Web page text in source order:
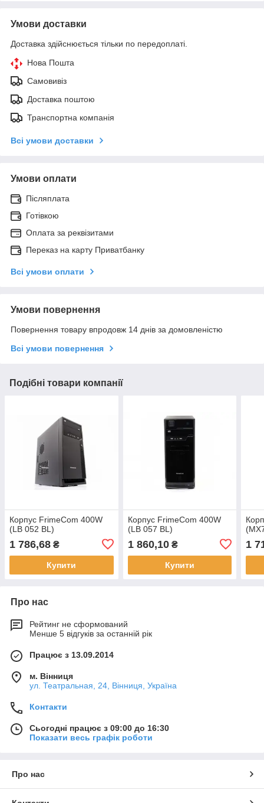
Умови доставки
Доставка здійснюється тільки по передоплаті.
Нова Пошта
Самовивіз
Доставка поштою
Транспортна компанія
Всі умови доставки
Умови оплати
Післяплата
Готівкою
Оплата за реквізитами
Переказ на карту Приватбанку
Всі умови оплати
Умови повернення
Повернення товару впродовж 14 днів за домовленістю
Всі умови повернення
Подібні товари компанії
Корпус FrimeCom 400W
(LB 052 BL)
1 786,68 ₴
Купити
Корпус FrimeCom 400W
(LB 057 BL)
1 860,10₴
Купити
1
Про нас
Рейтинг не сформований
Менше 5 відгуків за останній рік
Працює з 13.09.2014
м. Вінниця
ул. Театральная, 24, Вінниця, Україна
Контакти
Сьогодні працює з 09:00 до 16:30
Показати весь графік роботи
Про нас